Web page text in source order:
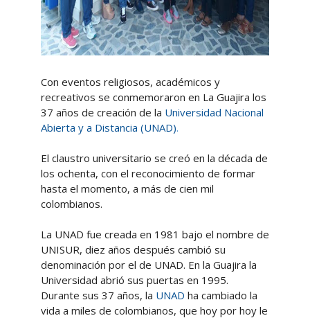
Con eventos religiosos, académicos y
recreativos se conmemoraron en La Guajira los
37 años de creación de la Universidad Nacional
Abierta y a Distancia (UNAD).
El claustro universitario se creó en la década de
los ochenta, con el reconocimiento de formar
hasta el momento, a más de cien mil
colombianos.
La UNAD fue creada en 1981 bajo el nombre de
UNISUR, diez años después cambió su
denominación por el de UNAD. En la Guajira la
Universidad abrió sus puertas en 1995.
Durante sus 37 años, la UNAD ha cambiado la
vida a miles de colombianos, que hoy por hoy le